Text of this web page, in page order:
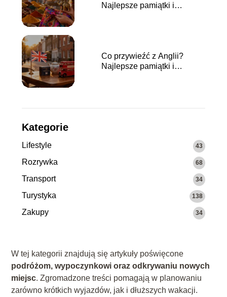
Najlepsze pamiątki i
Co przywieźć z Anglii?
Najlepsze pamiątki i
Kategorie
Lifestyle 43
Rozrywka 68
Transport 34
Turystyka 138
Zakupy 34
W tej kategorii znajdują się artykuły poświęcone
podróżom, wypoczynkowi oraz odkrywaniu nowych
miejsc. Zgromadzone treści pomagają w planowaniu
zarówno krótkich wyjazdów, jak i dłuższych wakacji.